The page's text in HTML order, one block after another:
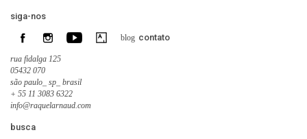
siga-nos
blog contato
rua fidalga 125
05432 070
são paulo_ sp_ brasil
+ 55 11 3083 6322
info@raquelarnaud.com
busca